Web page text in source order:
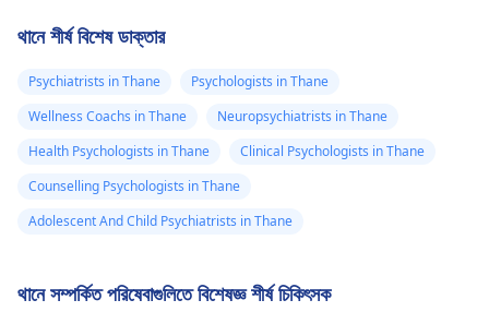
থানে শীর্ষ বিশেষ ডাক্তার
Psychiatrists in Thane
Psychologists in Thane
Wellness Coachs in Thane
Neuropsychiatrists in Thane
Health Psychologists in Thane
Clinical Psychologists in Thane
Counselling Psychologists in Thane
Adolescent And Child Psychiatrists in Thane
থানে সম্পর্কিত পরিষেবাগুলিতে বিশেষজ্ঞ শীর্ষ চিকিৎসক